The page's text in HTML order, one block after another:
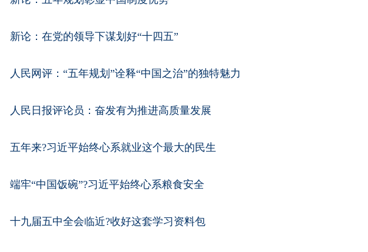
新论：在党的领导下谋划好“十四五”
人民网评：“五年规划”诠释“中国之治”的独特魅力
人民日报评论员：奋发有为推进高质量发展
五年来?习近平始终心系就业这个最大的民生
端牢“中国饭碗”?习近平始终心系粮食安全
十九届五中全会临近?收好这套学习资料包